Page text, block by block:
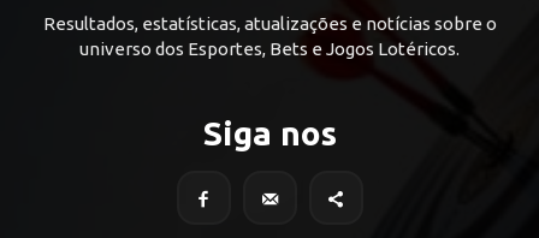
Resultados, estatísticas, atualizações e notícias sobre o
universo dos Esportes, Bets e Jogos Lotéricos.
Siga nos